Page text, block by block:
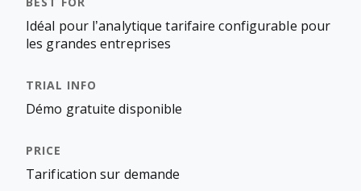
Idéal pour l’analytique tarifaire configurable pour
les grandes entreprises
Démo gratuite disponible
Tarification sur demande